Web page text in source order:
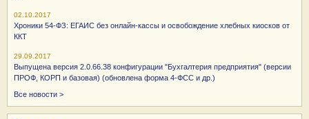
02.10.2017
Хроники 54-ФЗ: ЕГАИС без онлайн-кассы и освобождение хлебных киосков от
ККТ
29.09.2017
Выпущена версия 2.0.66.38 конфигурации "Бухгалтерия предприятия" (версии
ПРОФ, КОРП и базовая) (обновлена форма 4-ФСС и др.)
Все новости >